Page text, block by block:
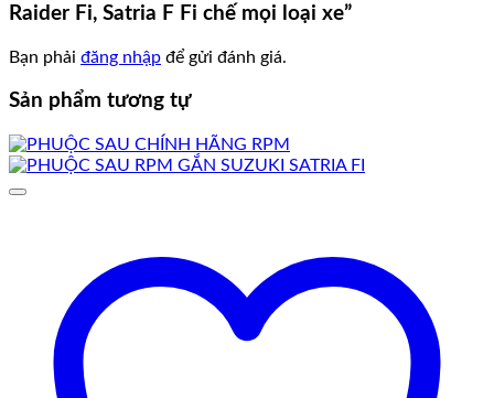
Raider Fi, Satria F Fi chế mọi loại xe”
Bạn phải đăng nhập để gửi đánh giá.
Sản phẩm tương tự